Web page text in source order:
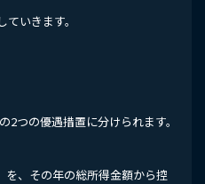
いきます。
2つの優遇措置に分けられます。
を、その年の総所得金額から控